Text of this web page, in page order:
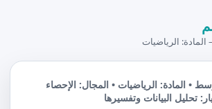
الرياضيات
• المادة: الرياضيات • المجال: الإحصاء
تحليل البيانات وتفسيرها